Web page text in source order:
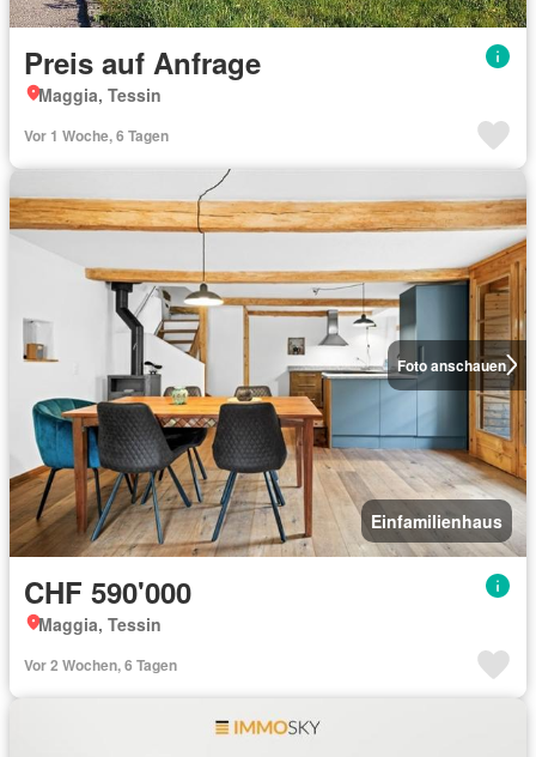
Preis auf Anfrage
Maggia, Tessin
Vor 1 Woche, 6 Tagen
Foto anschauen
Einfamilienhaus
CHF 590'000
Maggia, Tessin
Vor 2 Wochen, 6 Tagen